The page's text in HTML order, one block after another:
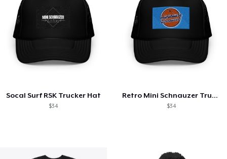
Socal Surf RSK Trucker Hat
$34
Retro Mini Schnauzer Trucker Hat
$34